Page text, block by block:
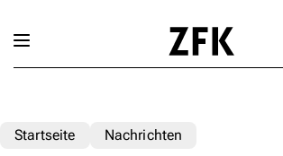
Startseite Nachrichten